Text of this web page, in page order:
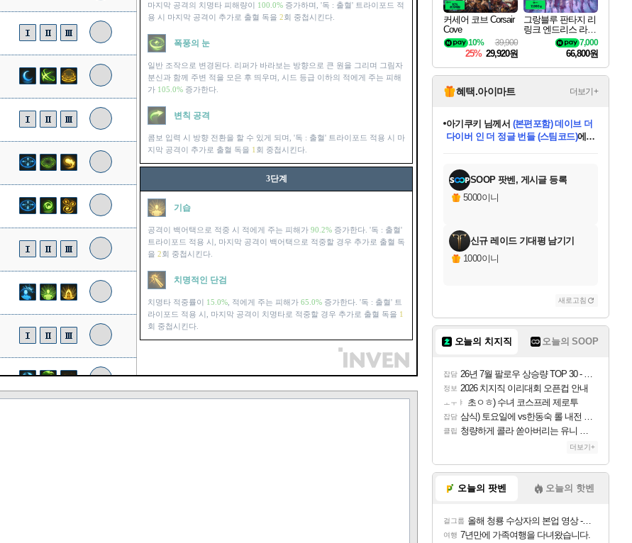
마지막 공격의 치명타 피해량이 100.0% 증가하며, '독 : 출혈' 트라이포드 적
용 시 마지막 공격이 추가로 출혈 독을 2회 중첩시킨다.
폭풍의 눈
일반 조작으로 변경된다. 리퍼가 바라보는 방향으로 큰 원을 그리며 그림자
분신과 함께 주변 적을 모은 후 띄우며, 시드 등급 이하의 적에게 주는 피해
가 105.0% 증가한다.
변칙 공격
콤보 입력 시 방향 전환을 할 수 있게 되며, '독 : 출혈' 트라이포드 적용 시 마
지막 공격이 추가로 출혈 독을 1 회 중첩시킨다.
3단계
기습
공격이 백어택으로 적중 시 적에게 주는 피해가 90.2% 증가한다. '독 : 출혈'
트라이포드 적용 시, 마지막 공격이 백어택으로 적중할 경우 추가로 출혈 독
을 2회 중첩시킨다.
치명적인 단검
치명타 적중률이 15.0% , 적에게 주는 피해가 65.0% 증가한다. '독 : 출혈' 트
라이포드 적용 시, 마지막 공격이 치명타로 적중할 경우 추가로 출혈 독을 1
회 중첩시킨다.
커세어 코브 Corsair
Cove
39,900
10%
25% 29,920원
그랑블루 판타지 리
링크 엔드리스 라그
나로크 Granblue Fa
ntasy Relink Endless
7,000
66,800원
혜택.아이마트 더보기+
당첨되셨습니다.
아기쿠키 님께서 (본편포함) 데이브 더
다이버 인 더 정글 번들 (스팀코드)에
당첨되셨습니다.
당첨되셨습니다.
에디션 (스팀코드) 를 교환.
당첨되셨습니다.
당첨되셨습니다.
당첨되셨습니다.
당첨되셨습니다.
SOOP 팟벤, 게시글 등록
5000이니
신규 레이드 기대평 남기기
1000이니
새로고침
오늘의 치지직 오늘의 SOOP
잡담 26년 7월 팔로우 상승량 TOP 30 - 월간 치지직
정보 2026 치지직 이리대회 오픈컵 안내
ㅗㅜㅑ 초ㅇㅎ) 수녀 코스프레 제로투
잡담 삼식) 토요일에 vs한동숙 롤 내전 예정
클립 청량하게 콜라 쏟아버리는 유니 ㅋㅋㅋ
더보기+
오늘의 팟벤 오늘의 핫벤
걸그룹 올해 청룡 수상자의 본업 영상 - 스테이씨 윤
여행 7년만에 가족여행을 다녀왔습니다.